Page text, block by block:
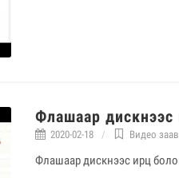
Флашаар дискнээс
2020-02-18 Видео
Флашаар дискнээс ирц